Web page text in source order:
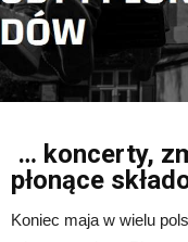
… koncerty,
płonące
Koniec maja w wielu